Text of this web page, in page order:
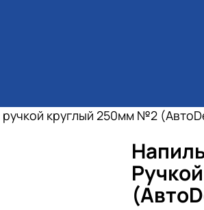
ручкой круглый 250мм №2